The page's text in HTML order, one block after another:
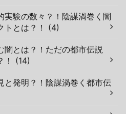
実験の数々？！陰謀渦巻く闇
トとは？！ (4)
闇とは？！ただの都市伝説
！ (14)
と発明？！陰謀渦巻く都市伝